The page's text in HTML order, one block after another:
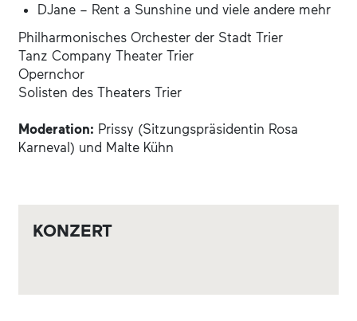
DJane – Rent a Sunshine und viele andere mehr
Philharmonisches Orchester der Stadt Trier
Tanz Company Theater Trier
Opernchor
Solisten des Theaters Trier
Moderation: Prissy (Sitzungspräsidentin Rosa
Karneval) und Malte Kühn
KONZERT